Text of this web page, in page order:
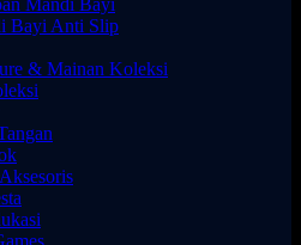
Mandi Bayi
Bayi Anti Slip
& Mainan Koleksi